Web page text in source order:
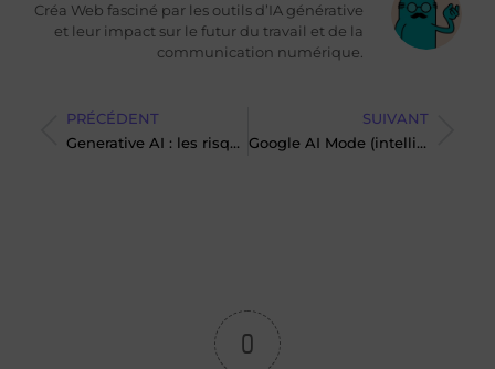
Créa Web fasciné par les outils d’IA générative
et leur impact sur le futur du travail et de la
communication numérique.
PRÉCÉDENT
Generative AI : les risques, marché et déploiement
SUIVANT
Google AI Mode (intelligence artificielle) : une nouvelle expérience de la recherche
0